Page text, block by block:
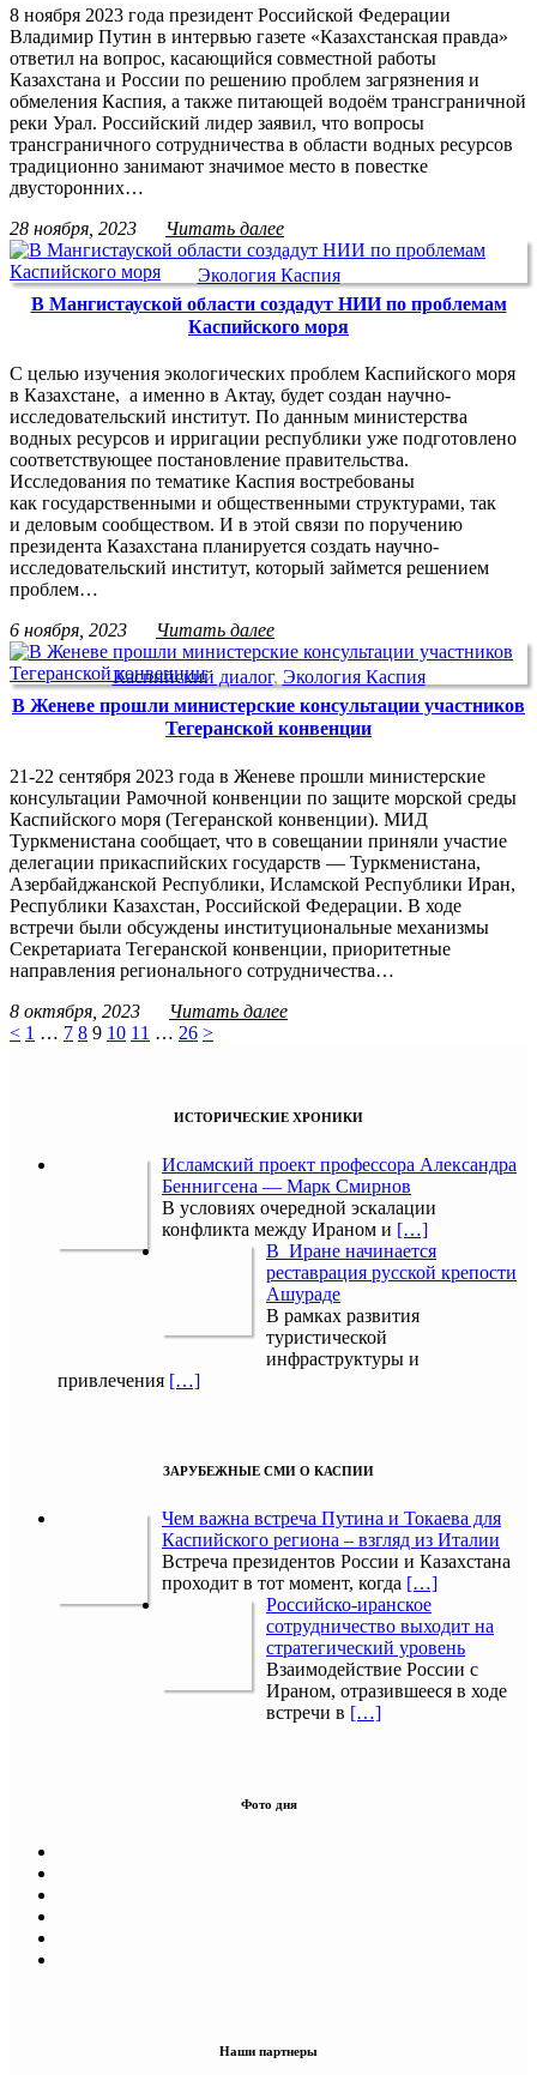
8 ноября 2023 года президент Российской Федерации
Владимир Путин в интервью газете «Казахстанская правда»
ответил на вопрос, касающийся совместной работы
Казахстана и России по решению проблем загрязнения и
обмеления Каспия, а также питающей водоём трансграничной
реки Урал. Российский лидер заявил, что вопросы
трансграничного сотрудничества в области водных ресурсов
традиционно занимают значимое место в повестке
двусторонних…
28 ноября, 2023
Читать далее
Экология Каспия
В Мангистауской области создадут НИИ по проблемам
Каспийского моря
С целью изучения экологических проблем Каспийского моря
в Казахстане, а именно в Актау, будет создан научно-
исследовательский институт. По данным министерства
водных ресурсов и ирригации республики уже подготовлено
соответствующее постановление правительства.
Исследования по тематике Каспия востребованы
как государственными и общественными структурами, так
и деловым сообществом. И в этой связи по поручению
президента Казахстана планируется создать научно-
исследовательский институт, который займется решением
проблем…
6 ноября, 2023
Читать далее
Каспийский диалог, Экология Каспия
В Женеве прошли министерские консультации участников
Тегеранской конвенции
21-22 сентября 2023 года в Женеве прошли министерские
консультации Рамочной конвенции по защите морской среды
Каспийского моря (Тегеранской конвенции). МИД
Туркменистана сообщает, что в совещании приняли участие
делегации прикаспийских государств — Туркменистана,
Азербайджанской Республики, Исламской Республики Иран,
Республики Казахстан, Российской Федерации. В ходе
встречи были обсуждены институциональные механизмы
Секретариата Тегеранской конвенции, приоритетные
направления регионального сотрудничества…
8 октября, 2023
Читать далее
< 1 … 7 8 9 10 11 … 26 >
ИСТОРИЧЕСКИЕ ХРОНИКИ
Исламский проект профессора Александра
Беннигсена — Марк Смирнов
В условиях очередной эскалации
конфликта между Ираном и […]
В Иране начинается
реставрация русской крепости
Ашураде
В рамках развития
туристической
инфраструктуры и
привлечения […]
ЗАРУБЕЖНЫЕ СМИ О КАСПИИ
Чем важна встреча Путина и Токаева для
Каспийского региона – взгляд из Италии
Встреча президентов России и Казахстана
проходит в тот момент, когда […]
Российско-иранское
сотрудничество выходит на
стратегический уровень
Взаимодействие России с
Ираном, отразившееся в ходе
встречи в […]
Фото дня
Наши партнеры